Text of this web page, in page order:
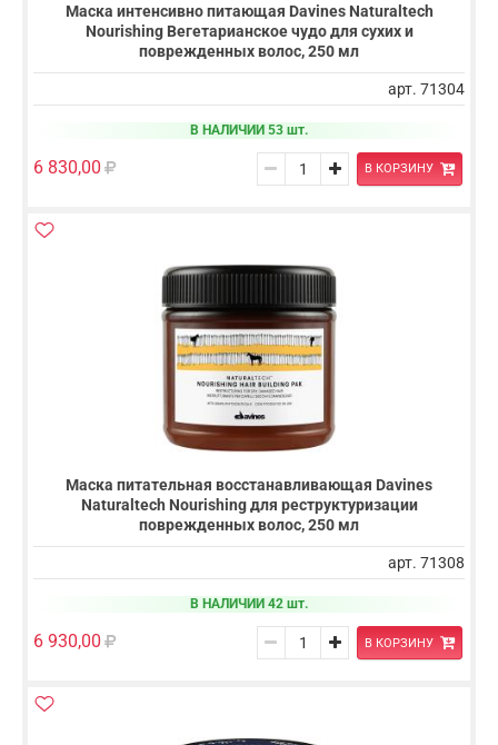
Маска интенсивно питающая Davines Naturaltech
Nourishing Вегетарианское чудо для сухих и
поврежденных волос, 250 мл
арт. 71304
В НАЛИЧИИ 53 шт.
6 830,00 В КОРЗИНУ
Маска питательная восстанавливающая Davines
Naturaltech Nourishing для реструктуризации
поврежденных волос, 250 мл
арт. 71308
В НАЛИЧИИ 42 шт.
6 930,00 В КОРЗИНУ